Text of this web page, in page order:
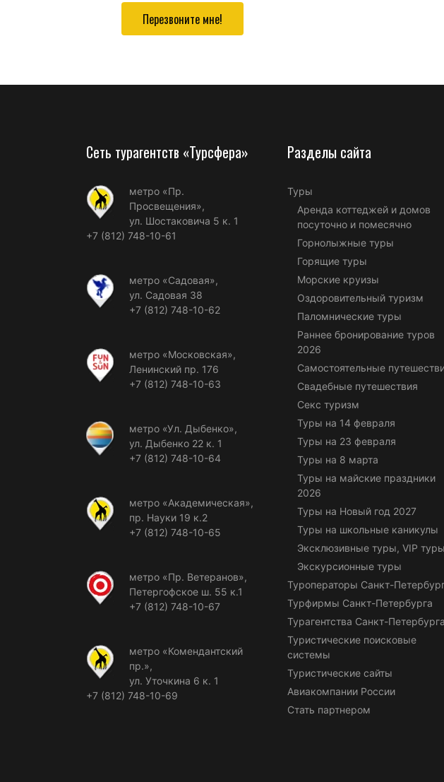
Перезвоните мне!
Сеть турагентств «Турсфера»
метро «Пр.
Просвещения»,
ул. Шостаковича 5 к. 1
+7 (812) 748-10-61
метро «Садовая»,
ул. Садовая 38
+7 (812) 748-10-62
метро «Московская»,
Ленинский пр. 176
+7 (812) 748-10-63
метро «Ул. Дыбенко»,
ул. Дыбенко 22 к. 1
+7 (812) 748-10-64
метро «Академическая»,
пр. Науки 19 к.2
+7 (812) 748-10-65
метро «Пр. Ветеранов»,
Петергофское ш. 55 к.1
+7 (812) 748-10-67
метро «Комендантский
пр.»,
ул. Уточкина 6 к. 1
+7 (812) 748-10-69
Разделы сайта
Туры
Аренда коттеджей и домов
посуточно и помесячно
Горнолыжные туры
Горящие туры
Морские круизы
Оздоровительный туризм
Паломнические туры
Раннее бронирование туров
2026
Самостоятельные
Свадебные путешествия
Секс туризм
Туры на 14 февраля
Туры на 23 февраля
Туры на 8 марта
Туры на майские праздники
2026
Туры на Новый год 2027
Туры на школьные каникулы
Эксклюзивные туры, VIP туры
Экскурсионные туры
Туроператоры Санкт-
Турфирмы Санкт-Петербурга
Турагентства Санкт-Петербурга
Туристические поисковые
системы
Туристические сайты
Авиакомпании России
Стать партнером